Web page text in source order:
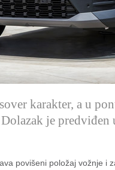
karakter, a u
je predviđen
povišeni položaj vožnje i